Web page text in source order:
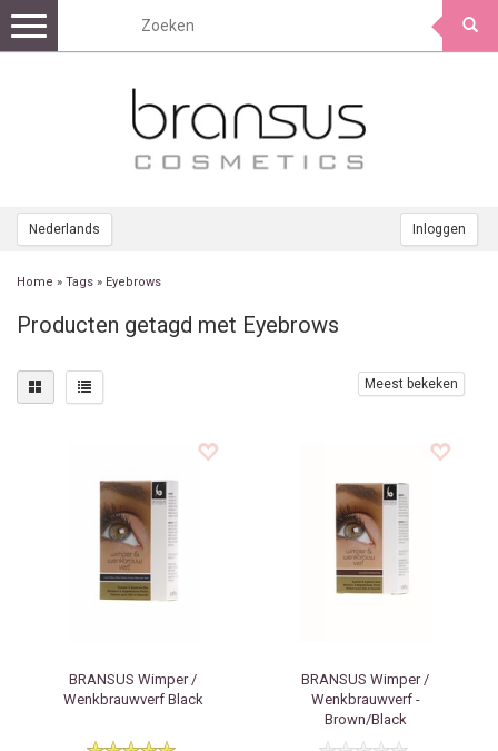
Nederlands Inloggen
Toggle
navigation
Home » Tags » Eyebrows
Producten getagd met Eyebrows
Meest bekeken
BRANSUS Wimper /
Wenkbrauwverf Black
BRANSUS Wimper /
Wenkbrauwverf -
Brown/Black